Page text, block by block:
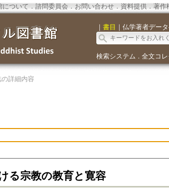
について ． 諮問委員会． お問い合わせ． 資料提供． 著作
｜ 書目 ｜ 仏学著者デー
検索システム ． 全文コ
の詳細内容
る宗教の教育と寛容